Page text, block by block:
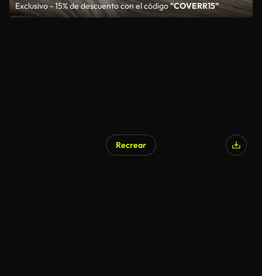
Exclusivo - 15% de descuento con el código"COVERR15"
Recrear